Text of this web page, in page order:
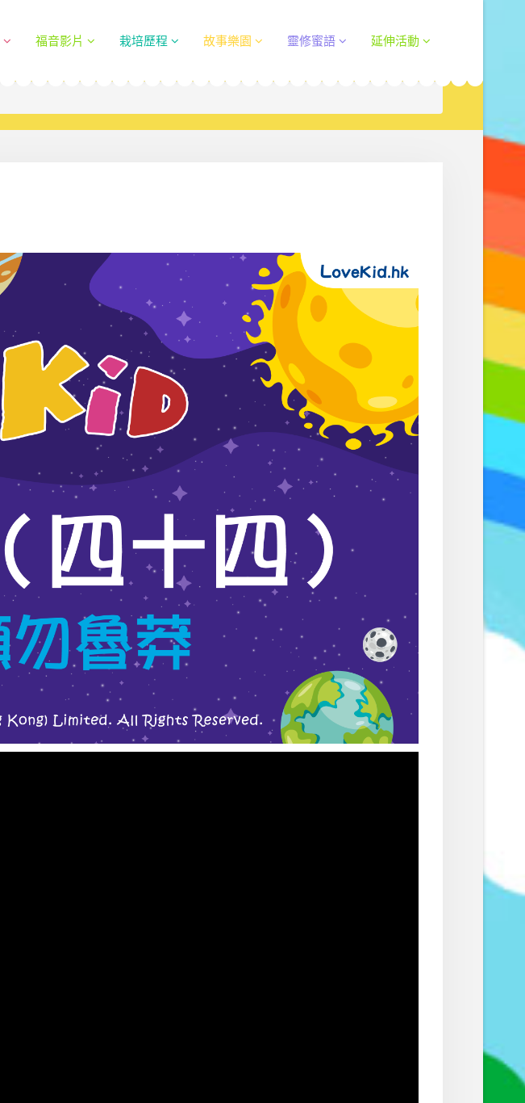
福音影片 栽培歷程 故事樂園 靈修蜜語 延伸活動